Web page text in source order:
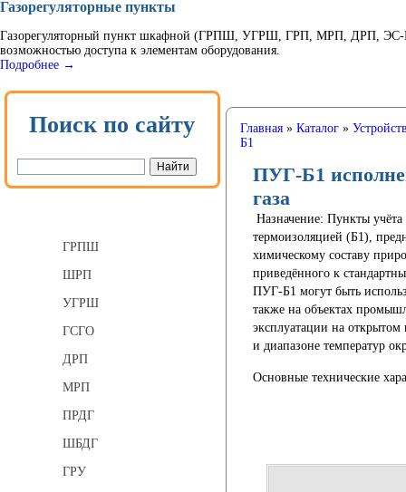
Газорегуляторные пункты
Газорегуляторный пункт шкафной (ГРПШ, УГРШ, ГРП, МРП, ДРП, ЭС-
возможностью доступа к элементам оборудования.
Подробнее →
Поиск по сайту
ГРПШ
ШРП
УГРШ
ГСГО
ДРП
МРП
ПРДГ
ШБДГ
ГРУ
Главная» Каталог»
Б1
ПУГ-Б1
газа
Назначение: Пункты учёта
термоизоляцией (Б1),
химическому составу
приведённого к
ПУГ-Б1 могут быть
также на объектах
эксплуатации на открытом
и диапазоне температур
Основные технические